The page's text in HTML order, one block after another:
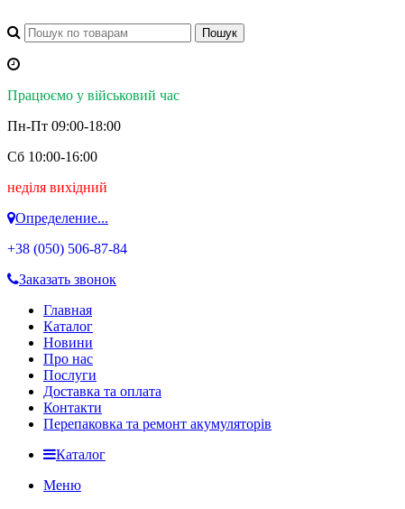
Працюємо у військовий час
Пн-Пт 09:00-18:00
Сб 10:00-16:00
неділя вихідний
Определение...
+38 (050) 506-87-84
Заказать звонок
Главная
Каталог
Новини
Про нас
Послуги
Доставка та оплата
Контакти
Перепаковка та ремонт акумуляторів
Каталог
Меню